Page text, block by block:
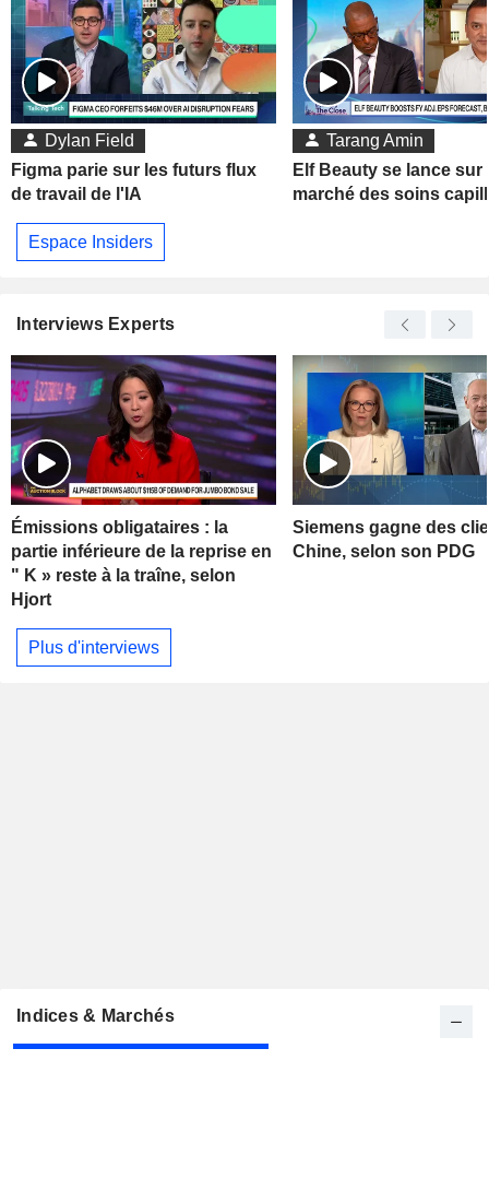
Dylan Field
Figma parie sur les futurs flux
de travail de l'IA
Tarang Amin
Elf Beauty se lance sur
marché des soins
Espace Insiders
Interviews Experts
Émissions obligataires : la
partie inférieure de la reprise en
" K » reste à la traîne, selon
Hjort
Siemens gagne des
Chine, selon son PDG
Plus d'interviews
Indices & Marchés